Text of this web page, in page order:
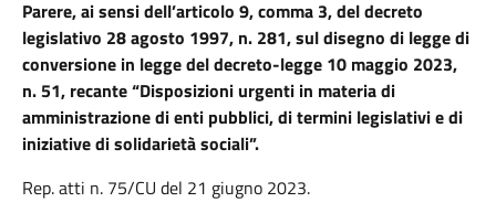
Parere, ai sensi dell’articolo 9, comma 3, del decreto
legislativo 28 agosto 1997, n. 281, sul disegno di legge di
conversione in legge del decreto-legge 10 maggio 2023,
n. 51, recante “Disposizioni urgenti in materia di
amministrazione di enti pubblici, di termini legislativi e di
iniziative di solidarietà sociali”.
Rep. atti n. 75/CU del 21 giugno 2023.